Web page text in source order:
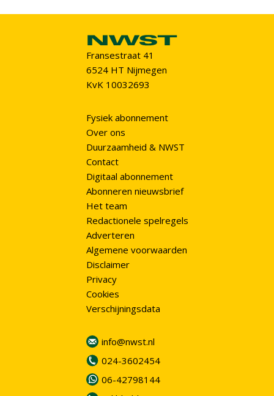
Fransestraat 41
6524 HT Nijmegen
KvK 10032693
Fysiek abonnement
Over ons
Duurzaamheid & NWST
Contact
Digitaal abonnement
Abonneren nieuwsbrief
Het team
Redactionele spelregels
Adverteren
Algemene voorwaarden
Disclaimer
Privacy
Cookies
Verschijningsdata
info@nwst.nl
024-3602454
06-42798144